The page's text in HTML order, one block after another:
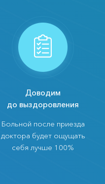
Доводим
до выздоровления
Больной после приезда
доктора будет ощущать
себя лучше 100%